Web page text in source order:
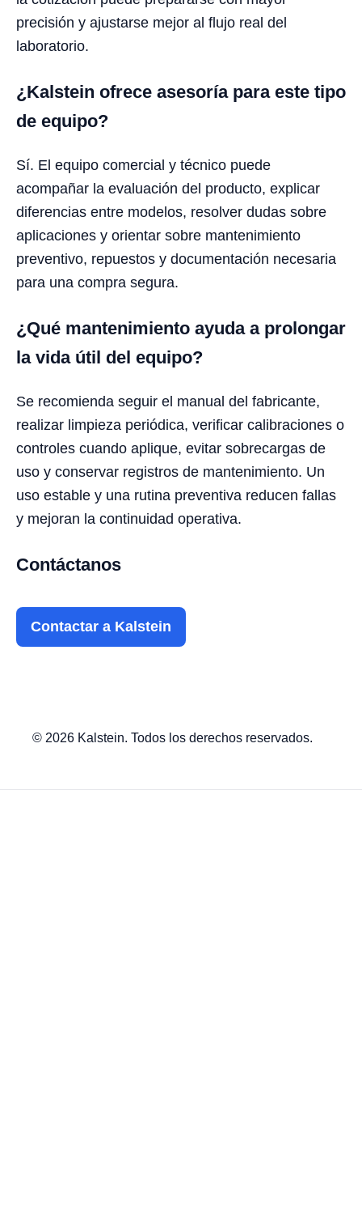
precisión y ajustarse mejor al flujo real del
laboratorio.
¿Kalstein ofrece asesoría para este tipo
de equipo?
Sí. El equipo comercial y técnico puede
acompañar la evaluación del producto, explicar
diferencias entre modelos, resolver dudas sobre
aplicaciones y orientar sobre mantenimiento
preventivo, repuestos y documentación necesaria
para una compra segura.
¿Qué mantenimiento ayuda a prolongar
la vida útil del equipo?
Se recomienda seguir el manual del fabricante,
realizar limpieza periódica, verificar calibraciones o
controles cuando aplique, evitar sobrecargas de
uso y conservar registros de mantenimiento. Un
uso estable y una rutina preventiva reducen fallas
y mejoran la continuidad operativa.
Contáctanos
Contactar a Kalstein
© 2026 Kalstein. Todos los derechos reservados.